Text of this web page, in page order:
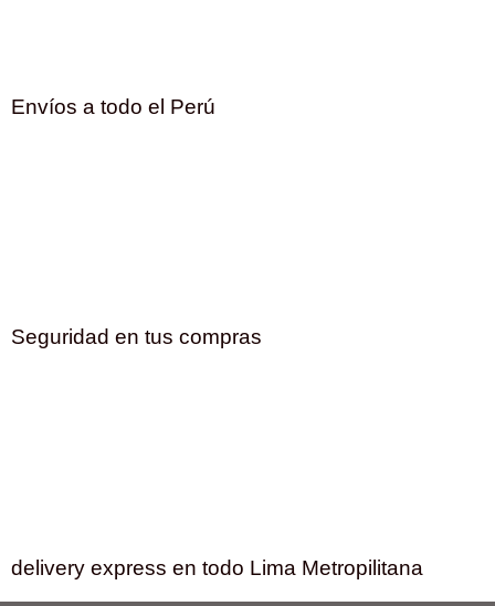
Envíos a todo el Perú
Seguridad en tus compras
delivery express en todo Lima Metropilitana